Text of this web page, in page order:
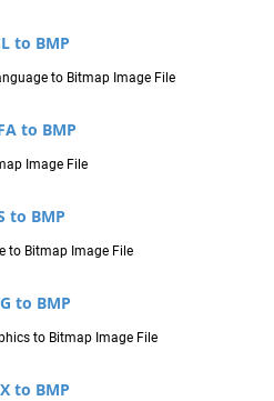
to BMP
to Bitmap Image File
to BMP
Image File
to BMP
to Bitmap Image File
to BMP
to Bitmap Image File
to BMP